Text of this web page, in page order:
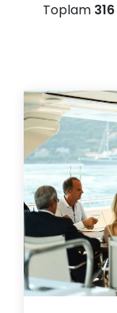
Toplam 316